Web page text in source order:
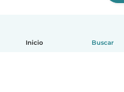
Inicio Buscar